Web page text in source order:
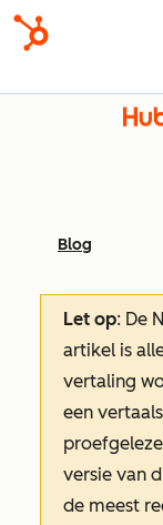
Blog
Let op: De
artikel is
vertaling
een
versie van
de meest